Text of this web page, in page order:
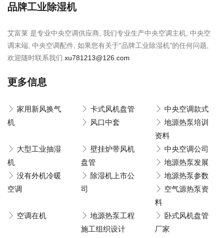
品牌工业除湿机
艾富莱 是专业中央空调供应商, 我们专业生产中央空调主机, 中央空
调末端, 中央空调配件, 如果您有关于"品牌工业除湿机"的任何问题,
欢迎随时联系我们. xu781213@126.com
更多信息
家用新风换气
机
卡式风机盘管
中央空调款式
风口中套
地源热泵培训
资料
大型工业抽湿
机
壁挂炉带风机
盘管
中央空调公司
地源热泵发展
没有外机冷暖
空调
除湿机上市公
司
地源热泵参数
空气源热泵资
料
空调在机
地源热泵工程
施工组织设计
卧式风机盘管
厂家